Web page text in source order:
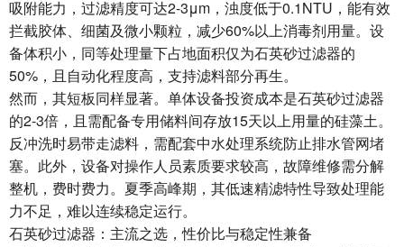
吸附能力，过滤精度可达2-3μm，浊度低于0.1NTU，能有效
拦截胶体、细菌及微小颗粒，减少60%以上消毒剂用量。设
备体积小，同等处理量下占地面积仅为石英砂过滤器的
50%，且自动化程度高，支持滤料部分再生。
然而，其短板同样显著。单体设备投资成本是石英砂过滤器
的2-3倍，且需配备专用储料间存放15天以上用量的硅藻土。
反冲洗时易带走滤料，需配套中水处理系统防止排水管网堵
塞。此外，设备对操作人员素质要求较高，故障维修需分解
整机，费时费力。夏季高峰期，其低速精滤特性导致处理能
力不足，难以连续稳定运行。
石英砂过滤器：主流之选，性价比与稳定性兼备